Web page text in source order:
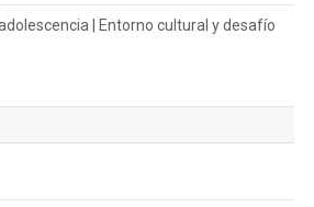
| Entorno cultural y desafío